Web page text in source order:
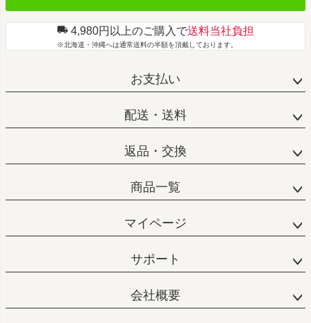
4,980円以上のご購入で送料当社負担
※北海道・沖縄へは通常送料の半額を頂戴しております。
お支払い
配送・送料
返品・交換
商品一覧
マイページ
サポート
会社概要